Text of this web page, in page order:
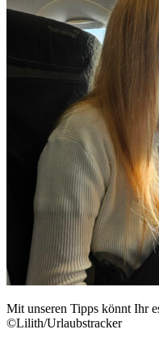
Mit unseren Tipps könnt Ihr
©Lilith/Urlaubstracker